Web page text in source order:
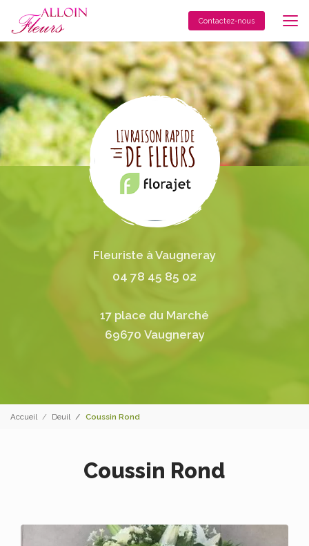
contenu
principal
Contactez-nous
Fleuriste à Vaugneray
04 78 45 85 02
17 place du Marché
69670 Vaugneray
Accueil Deuil Coussin Rond
Coussin Rond